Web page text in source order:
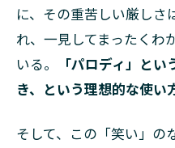
に、その重苦しい厳しさ
れ、一見してまったくわ
いる。
「パロディ」と
き、という理想的な使い
そして、この「笑い」の